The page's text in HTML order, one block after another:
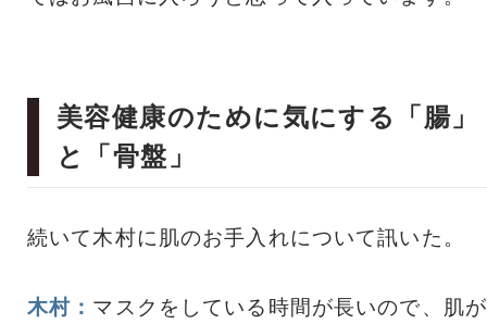
美容健康のために気にする「腸」
と「骨盤」
続いて木村に肌のお手入れについて訊いた。
木村： マスクをしている時間が長いので、肌が